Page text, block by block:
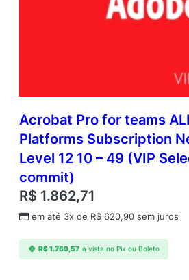
Acrobat Pro for teams
Platforms Subscription
Level 12 10 – 49 (VIP
commit)
R$ 1.862,71
em até 3x de R$ 620,90 sem juros
R$1.769,57 à vista no Pix ou Boleto